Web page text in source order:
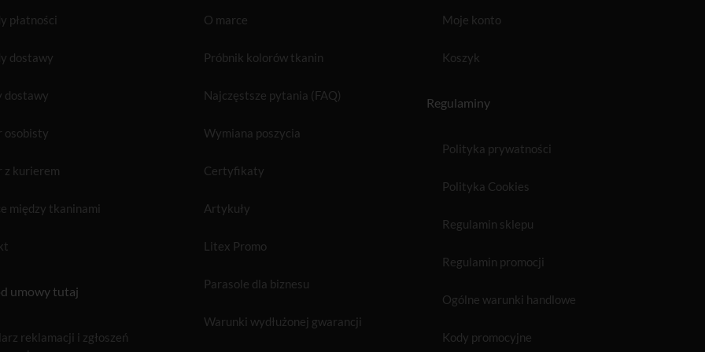
płatności
dostawy
dostawy
osobisty
z kurierem
między tkaninami
umowy tutaj
reklamacji i zgłoszeń
O marce
Próbnik kolorów tkanin
Najczęstsze pytania (FAQ)
Wymiana poszycia
Certyfikaty
Artykuły
Litex Promo
Parasole dla biznesu
Warunki wydłużonej gwarancji
Moje konto
Koszyk
Regulaminy
Polityka prywatności
Polityka Cookies
Regulamin sklepu
Regulamin promocji
Ogólne warunki handlowe
Kody promocyjne